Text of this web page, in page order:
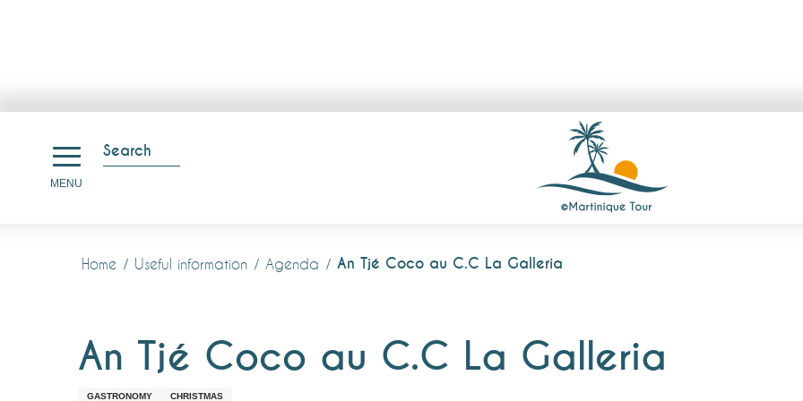
principal
Search
MENU
Home Useful information Agenda An Tjé Coco au C.C La Galleria
An Tjé Coco au C.C La Galleria
GASTRONOMY CHRISTMAS